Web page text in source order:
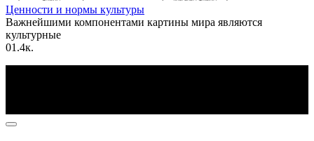
Ценности и нормы культуры
Важнейшими компонентами картины мира являются
культурные
01.4к.